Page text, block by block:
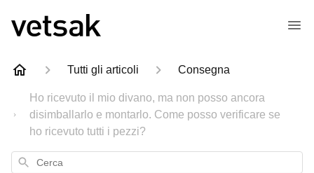
Tutti gli articoli Consegna
Ho ricevuto il mio divano, ma non posso ancora
disimballarlo e montarlo. Come posso verificare se
ho ricevuto tutti i pezzi?
Cerca